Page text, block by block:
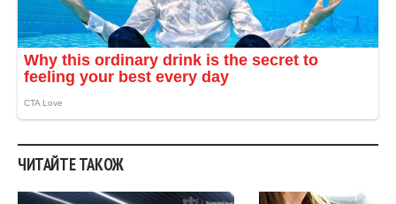
ЧИТАЙТЕ ТАКОЖ